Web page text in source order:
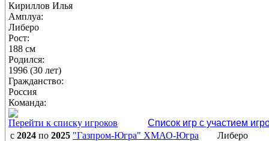
Кириллов Илья
Амплуа:
Либеро
Рост:
188 см
Родился:
1996 (30 лет)
Гражданство:
Россия
Команда:
Перейти к списку игроков
Список игр с участием
с 2024 по 2025 "Газпром-Югра" ХМАО-Югра
Либеро